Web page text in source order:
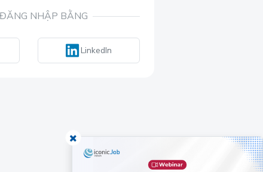
NHẬP BẰNG
LinkedIn